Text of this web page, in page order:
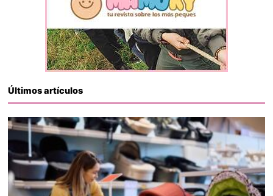
Últimos artículos